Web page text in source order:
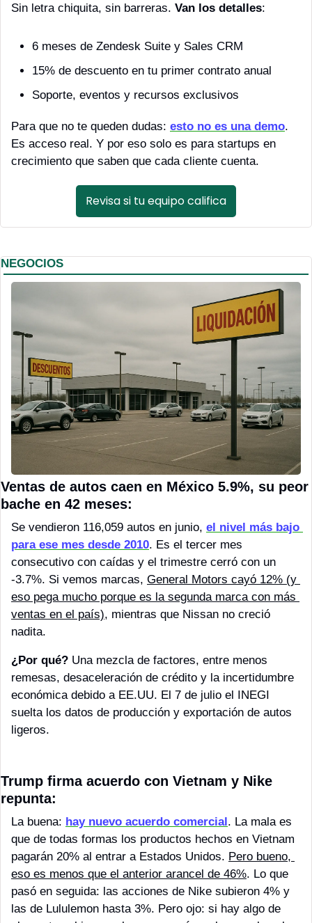
Sin letra chiquita, sin barreras. Van los detalles:
6 meses de Zendesk Suite y Sales CRM
15% de descuento en tu primer contrato anual
Soporte, eventos y recursos exclusivos
Para que no te queden dudas: esto no es una demo.
Es acceso real. Y por eso solo es para startups en
crecimiento que saben que cada cliente cuenta.
Revisa si tu equipo califica
NEGOCIOS
Ventas de autos caen en México 5.9%, su peor
bache en 42 meses:
Se vendieron 116,059 autos en junio, el nivel más bajo
para ese mes desde 2010. Es el tercer mes
consecutivo con caídas y el trimestre cerró con un
-3.7%. Si vemos marcas, General Motors cayó 12% (y
eso pega mucho porque es la segunda marca con más
ventas en el país), mientras que Nissan no creció
nadita.
¿Por qué? Una mezcla de factores, entre menos
remesas, desaceleración de crédito y la incertidumbre
económica debido a EE.UU. El 7 de julio el INEGI
suelta los datos de producción y exportación de autos
ligeros.
Trump firma acuerdo con Vietnam y Nike
repunta:
La buena: hay nuevo acuerdo comercial. La mala es
que de todas formas los productos hechos en Vietnam
pagarán 20% al entrar a Estados Unidos. Pero bueno,
eso es menos que el anterior arancel de 46%. Lo que
pasó en seguida: las acciones de Nike subieron 4% y
las de Lululemon hasta 3%. Pero ojo: si hay algo de